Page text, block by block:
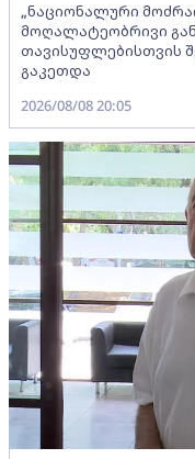
„ნაციონალური
მოღალატეობრივი
თავისუფლებისთვის
გაკეთდა
2026/08/08 20:05